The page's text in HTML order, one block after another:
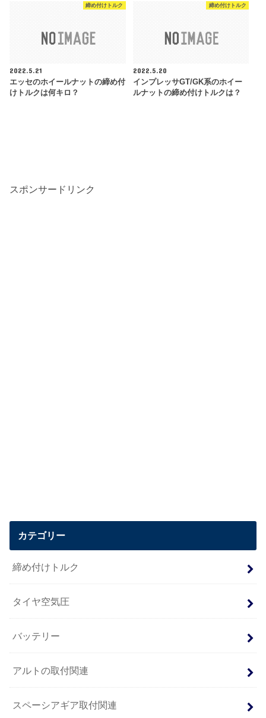
締め付けトルク
2022.5.21
エッセのホイールナットの締め付
けトルクは何キロ？
締め付けトルク
2022.5.20
インプレッサGT/GK系のホイー
ルナットの締め付けトルクは？
スポンサードリンク
カテゴリー
締め付けトルク
タイヤ空気圧
バッテリー
アルトの取付関連
スペーシアギア取付関連